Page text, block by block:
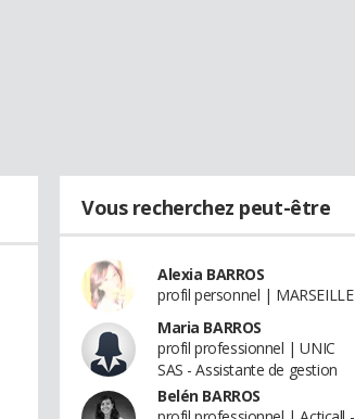
Vous recherchez peut-être
Alexia BARROS
profil personnel | MARSEILLE
Maria BARROS
profil professionnel | UNIC
SAS - Assistante de gestion
Belén BARROS